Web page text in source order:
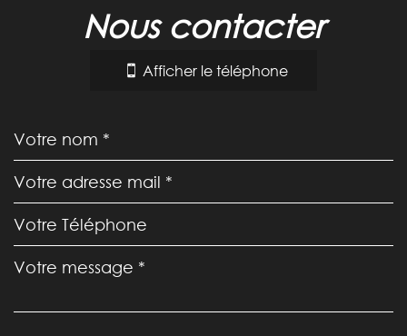
Collège
nous contacter
Afficher le téléphone